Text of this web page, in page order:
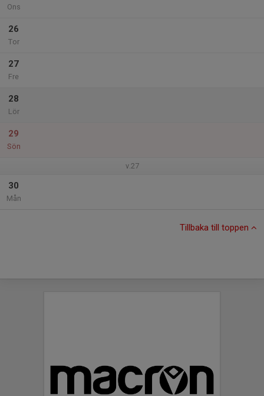
Ons
26
Tor
27
Fre
28
Lör
29
Sön
v.27
30
Mån
Tillbaka till toppen